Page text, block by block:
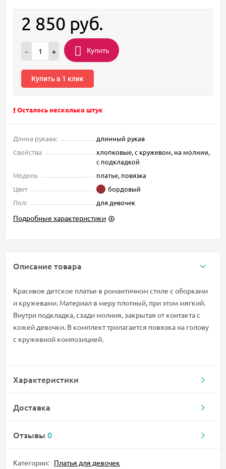
2 850 руб.
- + Купить
Купить в 1 клик
Осталось несколько штук
Длина рукава:
длинный рукав
Свойства
хлопковые, с кружевом, на молнии,
с подкладкой
Модель
платье, повязка
Цвет
бордовый
Пол:
для девочек
Подробные характеристики
Описание товара
Красивое детское платье в романтичном стиле с оборками
и кружевами. Материал в меру плотный, при этом мягкий.
Внутри подкладка, сзади молния, закрытая от контакта с
кожей девочки. В комплект трилагается повязка на голову
с кружевной композицией.
Характеристики
Доставка
Отзывы 0
Категории:
Платья для девочек